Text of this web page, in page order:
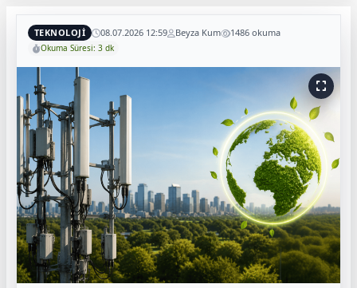
TEKNOLOJİ 08.07.2026 12:59 Beyza Kum 1486 okuma
Okuma Süresi: 3 dk